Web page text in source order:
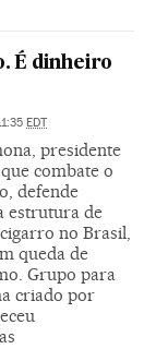
É dinheiro
EDT
presidente
combate o
defende
estrutura de
no Brasil,
queda de
Grupo para
criado por